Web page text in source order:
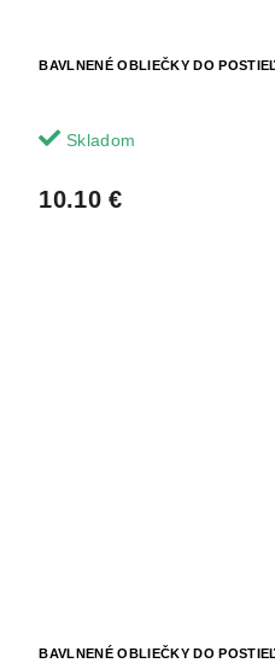
BAVLNENÉ OBLIEČKY DO
Skladom
10.10 €
BAVLNENÉ OBLIEČKY DO